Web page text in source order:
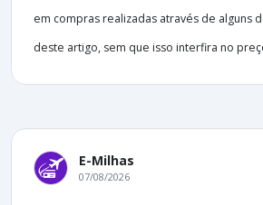
em compras realizadas através de alguns
deste artigo, sem que isso interfira no
E-Milhas
07/08/2026